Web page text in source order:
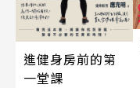
進健身房前的第
一堂課